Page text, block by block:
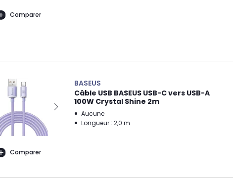
Comparer
Comparer
BASEUS
Câble USB BASEUS USB-C vers USB-A
100W Crystal Shine 2m
Aucune
Longueur : 2,0 m